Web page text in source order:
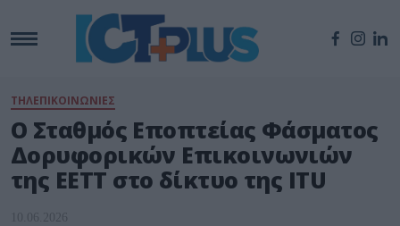
ΤΗΛΕΠΙΚΟΙΝΩΝΙΕΣ
O Σταθμός Εποπτείας Φάσματος
Δορυφορικών Επικοινωνιών
της ΕΕΤΤ στο δίκτυο της ITU
10.06.2026